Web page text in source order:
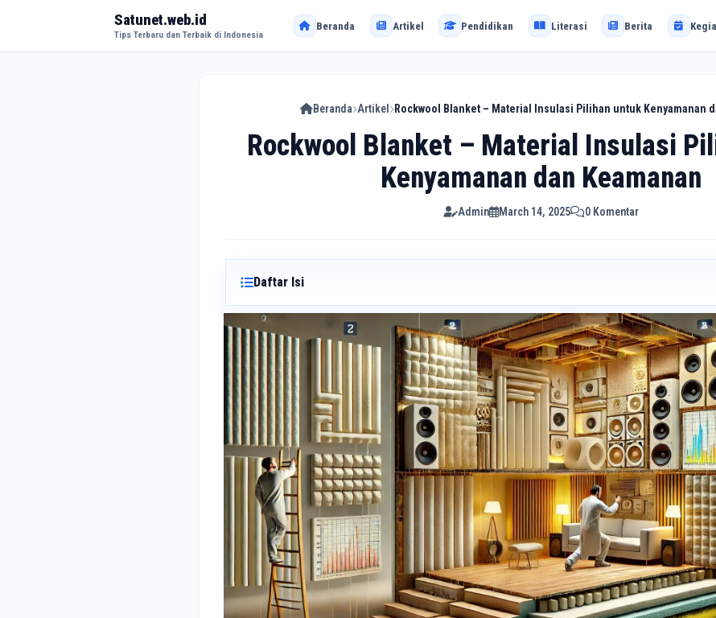
Satunet.web.id
Tips Terbaru dan Terbaik di Indonesia
Beranda Artikel Pendidikan Literasi Berita
Beranda Artikel Rockwool Blanket – Material Insulasi Pilihan untuk Kenyamanan
Rockwool Blanket – Material Insulasi
Kenyamanan dan Keamanan
Admin March 14, 2025 0 Komentar
Daftar Isi
Apa Itu Rockwool?
Mengapa Memilih Rockwool?
Keunggulan Rockwool
Aplikasi Rockwool dalam Berbagai Industri
Penggunaan Rockwool dalam Berbagai Bidang